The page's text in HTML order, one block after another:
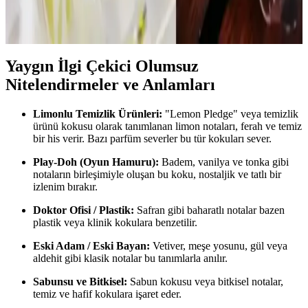
uyumlarıyla sıkça iltifat alıyor. Parfüm seçerken vücut kokusuyla
uyum ve mevsim dikkate alınmalı.
Yaygın İlgi Çekici Olumsuz
Nitelendirmeler ve Anlamları
Limonlu Temizlik Ürünleri: "Lemon Pledge" veya temizlik
ürünü kokusu olarak tanımlanan limon notaları, ferah ve temiz
bir his verir. Bazı parfüm severler bu tür kokuları sever.
Play-Doh (Oyun Hamuru): Badem, vanilya ve tonka gibi
notaların birleşimiyle oluşan bu koku, nostaljik ve tatlı bir
izlenim bırakır.
Doktor Ofisi / Plastik: Safran gibi baharatlı notalar bazen
plastik veya klinik kokulara benzetilir.
Eski Adam / Eski Bayan: Vetiver, meşe yosunu, gül veya
aldehit gibi klasik notalar bu tanımlarla anılır.
Sabunsu ve Bitkisel: Sabun kokusu veya bitkisel notalar,
temiz ve hafif kokulara işaret eder.